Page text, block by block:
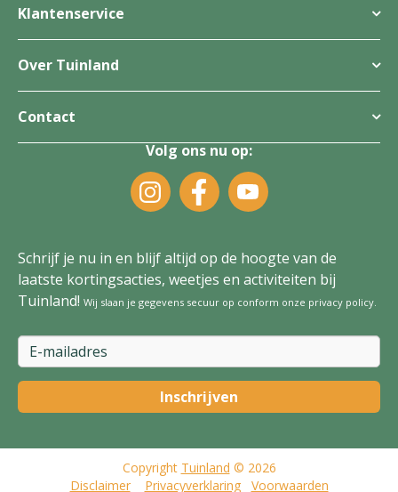
Klantenservice
Over Tuinland
Contact
Volg ons nu op:
Schrijf je nu in en blijf altijd op de hoogte van de
laatste kortingsacties, weetjes en activiteiten bij
Tuinland! Wij slaan je gegevens secuur op conform onze privacy policy.
Copyright Tuinland © 2026
Disclaimer
Privacyverklaring Voorwaarden